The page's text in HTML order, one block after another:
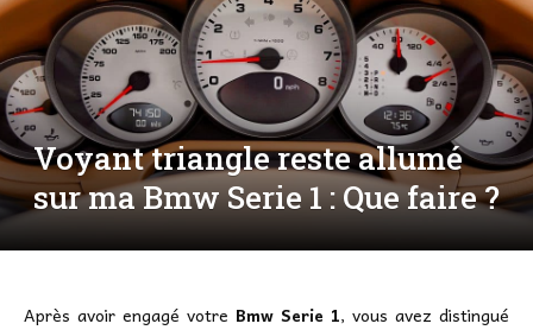
Voyant triangle reste allumé
sur ma Bmw Serie 1 : Que faire ?
Après avoir engagé votre Bmw Serie 1, vous avez distingué